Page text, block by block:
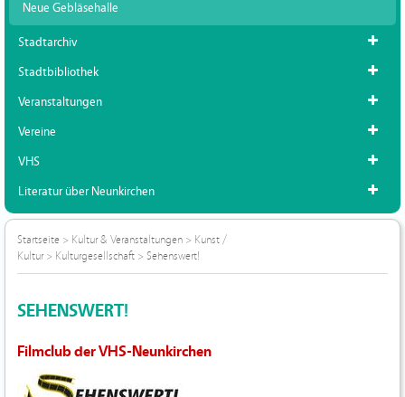
Neue Gebläsehalle
Stadtarchiv
Stadtbibliothek
Veranstaltungen
Vereine
VHS
Literatur über Neunkirchen
Startseite > Kultur & Veranstaltungen > Kunst /
Kultur> Kulturgesellschaft > Sehenswert!
SEHENSWERT!
Filmclub der VHS-Neunkirchen